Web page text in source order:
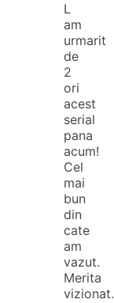
L
am
urmarit
de
2
ori
acest
serial
pana
acum!
Cel
mai
bun
din
cate
am
vazut.
Merita
vizionat.